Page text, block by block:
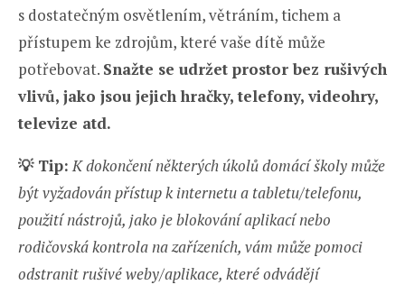
s dostatečným osvětlením, větráním, tichem a
přístupem ke zdrojům, které vaše dítě může
potřebovat. Snažte se udržet prostor bez rušivých
vlivů, jako jsou jejich hračky, telefony, videohry,
televize atd.
💡 Tip: K dokončení některých úkolů domácí školy může
být vyžadován přístup k internetu a tabletu/telefonu,
použití nástrojů, jako je blokování aplikací nebo
rodičovská kontrola na zařízeních, vám může pomoci
odstranit rušivé weby/aplikace, které odvádějí